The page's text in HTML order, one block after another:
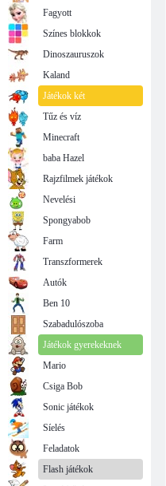
Fagyott
Színes blokkok
Dinoszauruszok
Kaland
Játékok két
Tűz és víz
Minecraft
baba Hazel
Rajzfilmek játékok
Nevelési
Spongyabob
Farm
Transzformerek
Autók
Ben 10
Szabadulószoba
Játékok gyerekeknek
Mario
Csiga Bob
Sonic játékok
Síelés
Feladatok
Flash játékok